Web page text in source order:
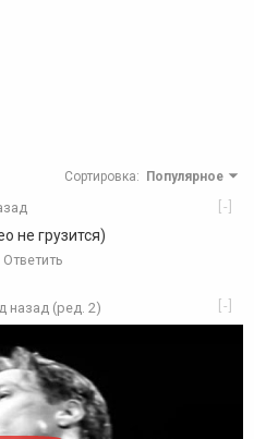
Сортировка: Популярное
[-]
не грузится)
Ответить
[-]
назад (ред. 2)